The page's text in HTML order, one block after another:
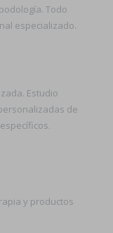
Todo
especializado.
Estudio
de
y productos